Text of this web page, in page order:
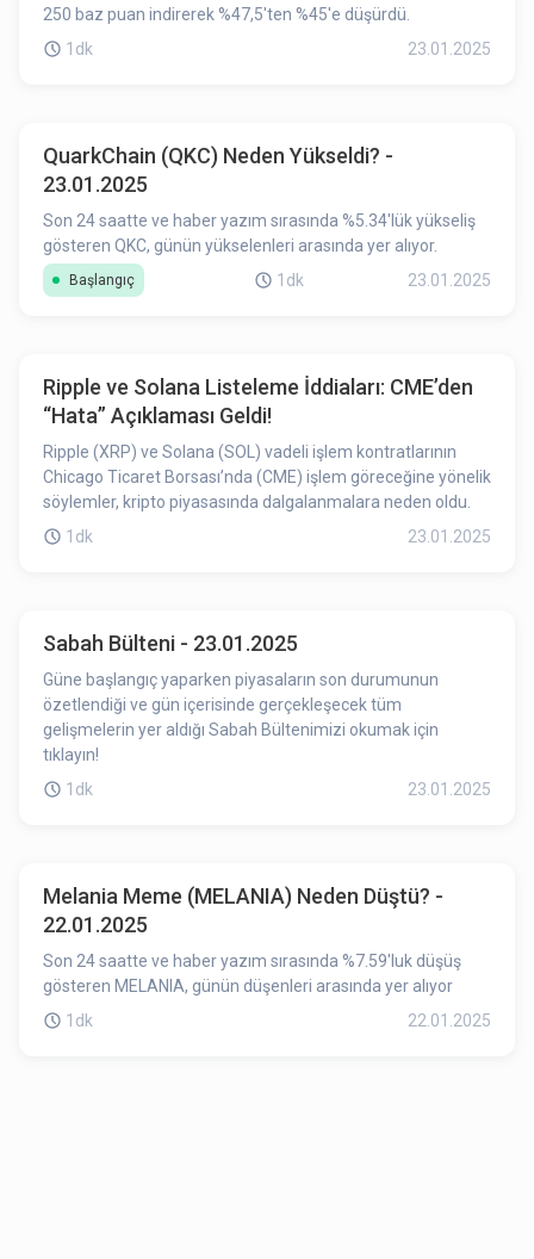
250 baz puan indirerek %47,5'ten %45'e düşürdü.
1dk
23.01.2025
QuarkChain (QKC) Neden Yükseldi? -
23.01.2025
Son 24 saatte ve haber yazım sırasında %5.34'lük yükseliş
gösteren QKC, günün yükselenleri arasında yer alıyor.
Başlangıç 1dk 23.01.2025
Ripple ve Solana Listeleme İddiaları: CME’den
“Hata” Açıklaması Geldi!
Ripple (XRP) ve Solana (SOL) vadeli işlem kontratlarının
Chicago Ticaret Borsası’nda (CME) işlem göreceğine yönelik
söylemler, kripto piyasasında dalgalanmalara neden oldu.
1dk
23.01.2025
Sabah Bülteni - 23.01.2025
Güne başlangıç yaparken piyasaların son durumunun
özetlendiği ve gün içerisinde gerçekleşecek tüm
gelişmelerin yer aldığı Sabah Bültenimizi okumak için
tıklayın!
1dk
23.01.2025
Melania Meme (MELANIA) Neden Düştü? -
22.01.2025
Son 24 saatte ve haber yazım sırasında %7.59'luk düşüş
gösteren MELANIA, günün düşenleri arasında yer alıyor
1dk
22.01.2025